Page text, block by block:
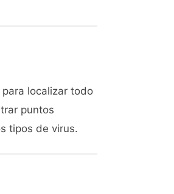
localizar todo
puntos
tipos de virus.